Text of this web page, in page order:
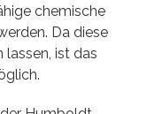
chemische
Da diese
lassen, ist das